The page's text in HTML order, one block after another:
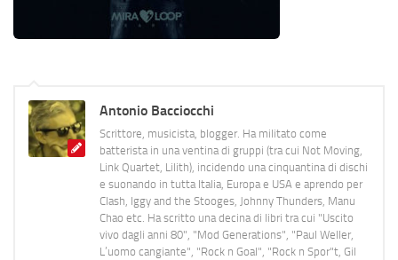
Antonio Bacciocchi
Scrittore, musicista, blogger. Ha militato come
batterista in una ventina di gruppi (tra cui Not Moving,
Link Quartet, Lilith), incidendo una cinquantina di dischi
e suonando in tutta Italia, Europa e USA e aprendo per
Clash, Iggy and the Stooges, Johnny Thunders, Manu
Chao etc. Ha scritto una decina di libri tra cui "Uscito
vivo dagli anni 80", "Mod Generations", "Paul Weller,
L’uomo cangiante", "Rock n Goal", "Rock n Spor"t, Gil